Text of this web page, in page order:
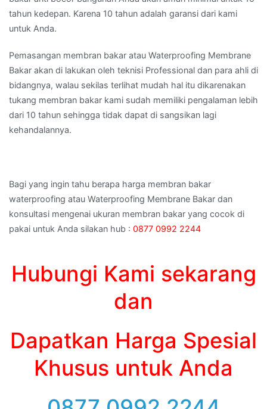
tahun kedepan. Karena 10 tahun adalah garansi dari kami
untuk Anda.
Pemasangan membran bakar atau Waterproofing Membrane
Bakar akan di lakukan oleh teknisi Professional dan para ahli di
bidangnya, walau sekilas terlihat mudah hal itu dikarenakan
tukang membran bakar kami sudah memiliki pengalaman lebih
dari 10 tahun sehingga tidak dapat di sangsikan lagi
kehandalannya.
Bagi yang ingin tahu berapa harga membran bakar
waterproofing atau Waterproofing Membrane Bakar dan
konsultasi mengenai ukuran membran bakar yang cocok di
pakai untuk Anda silakan hub : 0877 0992 2244
Hubungi Kami sekarang
dan
Dapatkan Harga Spesial
Khusus untuk Anda